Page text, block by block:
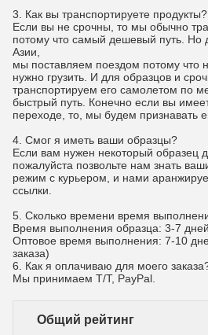
3. Как вы транспортируете продукты?
Если вы не срочны, то мы обычно
потому что самый дешевый путь. Но
Азии,
мы поставляем поездом потому что
нужно грузить. И для образцов и
транспортируем его самолетом по
быстрый путь. Конечно если вы
переходе, то, мы будем признавать
4. Смог я иметь ваши образцы?
Если вам нужен некоторый образец
пожалуйста позвольте нам знать
режим с курьером, и нами
ссылки.
5. Сколько времени время
Время выполнения образца: 3-7 дней
Оптовое время выполнения: 7-10
заказа)
6. Как я оплачиваю для моего
Мы принимаем T/T, PayPal.
Общий рейтинг